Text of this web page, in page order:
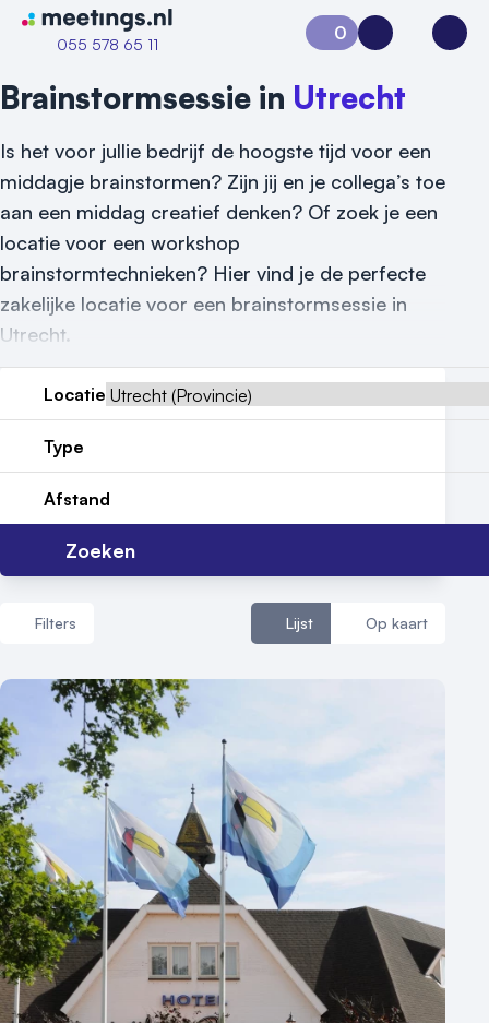
Naar home van Meetings
055 578 65 11
Vraag locatie aan
Locatiegids
Meld locatie aan
Reviews (5⭐️)
Contact
0
Aanvraag 0Inloggen
Brainstormsessie in Utrecht
Is het voor jullie bedrijf de hoogste tijd voor een
middagje brainstormen? Zijn jij en je collega’s toe
aan een middag creatief denken? Of zoek je een
locatie voor een workshop
brainstormtechnieken? Hier vind je de perfecte
zakelijke locatie voor een brainstormsessie in
Utrecht.
Locatie
Type
Afstand
Zoeken
Filters Lijst Op kaart
Aantal zalen
1 - 5 zalen
6 - 10 zalen
10 of meer zalen
Aantal personen
1 - 50 personen
50 - 100 personen
100 - 250 personen
250 - 500 personen
500+ personen